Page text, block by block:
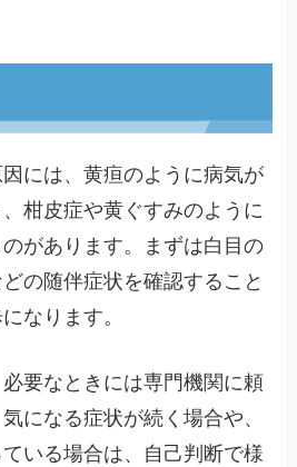
には、黄疸のように病気が
柑皮症や黄ぐすみのように
があります。まずは白目の
の随伴症状を確認すること
なります。
要なときには専門機関に頼
になる症状が続く場合や、
いる場合は、自己判断で様